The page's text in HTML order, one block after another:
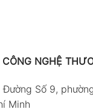
hoặc >80%)
NGHỆ
Số 9,
Minh